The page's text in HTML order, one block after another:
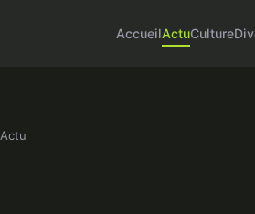
AccueilActuCulture
Actu